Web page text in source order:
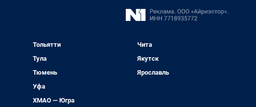
Тольятти
Тула
Тюмень
Уфа
ХМАО — Югра
Чита
Якутск
Ярославль